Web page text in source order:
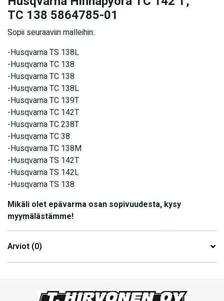
TC 138 5864785-01
Sopii seuraaviin malleihin:
-Husqvarna TS 138L
-Husqvarna TC 138
-Husqvarna TC 138
-Husqvarna TC 138L
-Husqvarna TC 139T
-Husqvarna TC 142T
-Husqvarna TC 238T
-Husqvarna TC 38
-Husqvarna TC 138M
-Husqvarna TS 142T
-Husqvarna TS 142L
-Husqvarna TS 138
Mikäli olet epävarma osan sopivuudesta, kysy
myymälästämme!
Arviot (0)